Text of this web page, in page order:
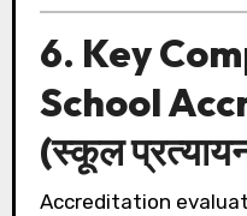
6. Key
School
(स्कूल
Accreditation